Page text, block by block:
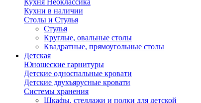
Кухня Неоклассика
Кухни в наличии
Столы и Стулья
Стулья
Круглые, овальные столы
Квадратные, прямоугольные столы
Детская
Юношеские гарнитуры
Детские односпальные кровати
Детские двухъярусные кровати
Системы хранения
Шкафы, стеллажи и полки для детской